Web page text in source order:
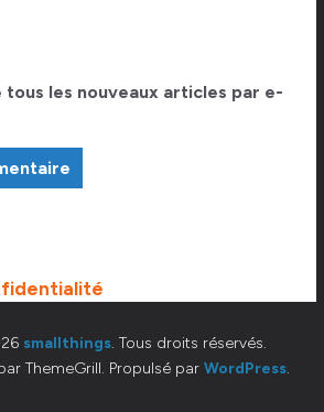
les nouveaux articles par e-
smallthings. Tous droits réservés.
ThemeGrill. Propulsé par WordPress.